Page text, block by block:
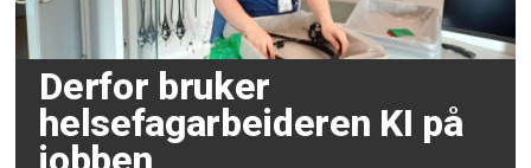
Derfor bruker
helsefagarbeideren KI på